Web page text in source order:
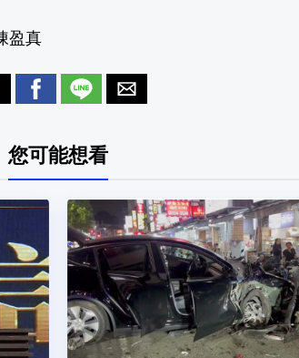
盈真
您可能想看